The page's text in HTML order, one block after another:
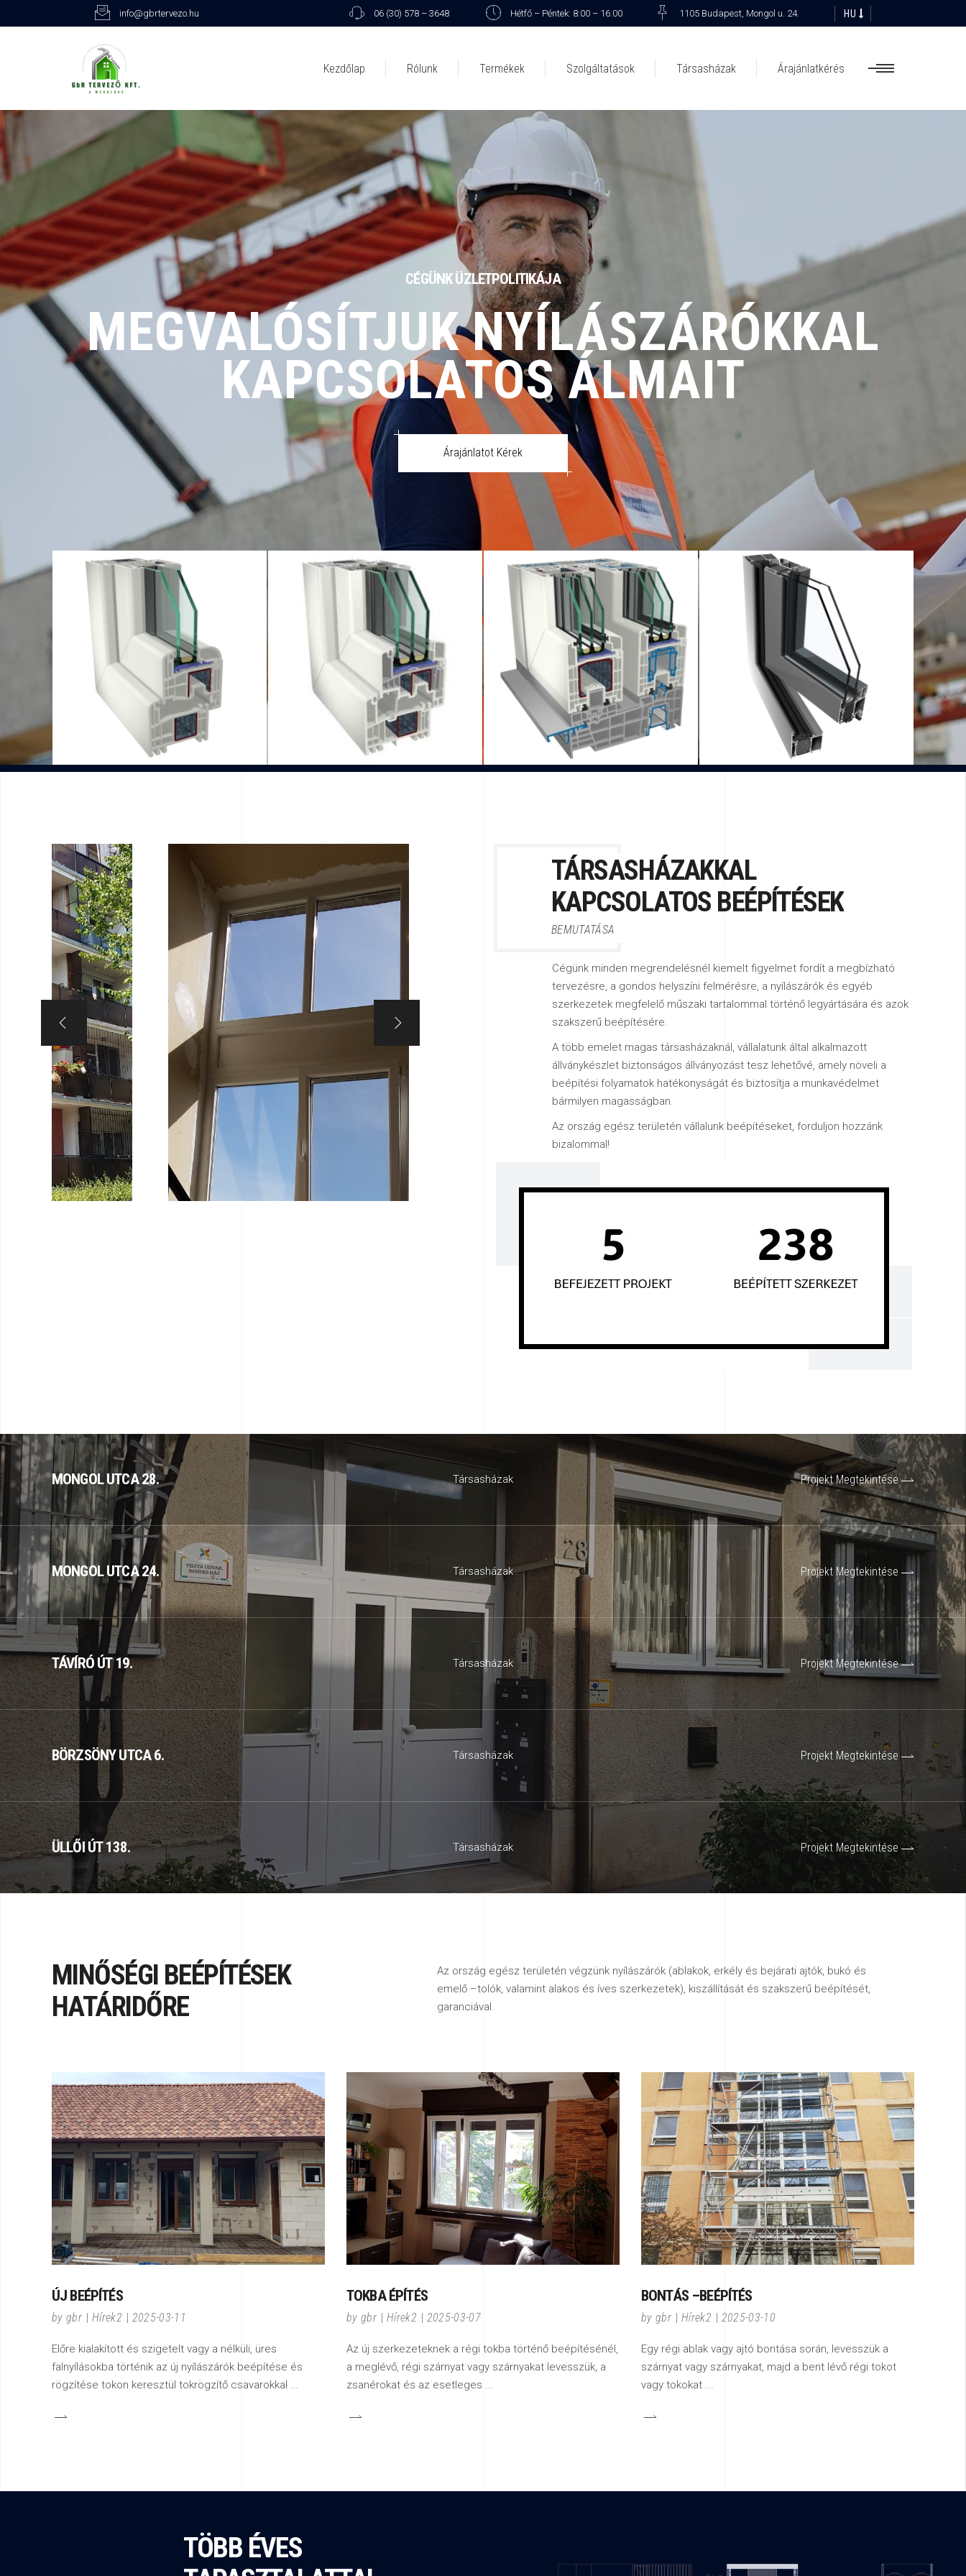
info@gbrtervezo.hu 06 (30) 578 – 3648 Hétfő – Péntek: 8:00 – 16:00 1105 Budapest, Mongol u. 24. HU
Kezdőlap Rólunk Termékek Szolgáltatások Társasházak Árajánlatkérés
CÉGÜNK ÜZLETPOLITIKÁJA
MEGVALÓSÍTJUK NYÍLÁSZÁRÓKKAL
KAPCSOLATOS ÁLMAIT
Árajánlatot Kérek
S 8000 IQ profil: Sokoldalú,
komfortos, 2 rétegű üvegezés,
modern kinézet (íves
üvegezőlécek), fa erezetes és a
nélküli színválaszték, takarékos
(alacsony áron).
S 9000 profil: Kiemelkedő
hőszigetelés, 3 rétegű üvegezés,
közép gumitömítés, fejlesztett
statika a jobb merevségért,
formatervezett és magas
minőség (elérhető áron).
S 9000 HST: 3 rétegű üvegezés,
nagy méretű látványos
üvegfelületek, könnyed
működtetés a sínpályák miatt,
nincs küszöb, akril réteg
(megfizethető áron).
Ponzio PEHI 68: Kiváló
hőszigetelés, szigetelőbetétek
alkalmazása, kiemelkedő
merevség, tok és a szárny egy
síkon van külső oldalon,
(kimagasló ár –érték arány).
TÁRSASHÁZAKKAL
KAPCSOLATOS BEÉPÍTÉSEK
BEMUTATÁSA
Cégünk minden megrendelésnél kiemelt figyelmet fordít a megbízható
tervezésre, a gondos helyszíni felmérésre, a nyílászárók és egyéb
szerkezetek megfelelő műszaki tartalommal történő legyártására és azok
szakszerű beépítésére.
A több emelet magas társasházaknál, vállalatunk által alkalmazott
állványkészlet biztonságos állványozást tesz lehetővé, amely növeli a
beépítési folyamatok hatékonyságát és biztosítja a munkavédelmet
bármilyen magasságban.
Az ország egész területén vállalunk beépítéseket, forduljon hozzánk
bizalommal!
MONGOL UTCA 28. Társasházak Projekt Megtekintése
MONGOL UTCA 24. Társasházak Projekt Megtekintése
TÁVÍRÓ ÚT 19. Társasházak Projekt Megtekintése
BÖRZSÖNY UTCA 6. Társasházak Projekt Megtekintése
ÜLLŐI ÚT 138. Társasházak Projekt Megtekintése
MINŐSÉGI BEÉPÍTÉSEK
HATÁRIDŐRE
Az ország egész területén végzünk nyílászárók (ablakok, erkély és bejárati ajtók, bukó és
emelő –tolók, valamint alakos és íves szerkezetek), kiszállítását és szakszerű beépítését,
garanciával.
ÚJ BEÉPÍTÉS
by gbr Hírek2 2025-03-11
Előre kialakított és szigetelt vagy a nélküli, üres
falnyílásokba történik az új nyílászárók beépítése és
rögzítése tokon keresztül tokrögzítő csavarokkal
TOKBA ÉPÍTÉS
by gbr Hírek2 2025-03-07
Az új szerkezeteknek a régi tokba történő beépítésénél,
a meglévő, régi szárnyat vagy szárnyakat levesszük, a
zsanérokat és az esetleges
BONTÁS –BEÉPÍTÉS
by gbr Hírek2 2025-03-10
Egy régi ablak vagy ajtó bontása során, levesszük a
szárnyat vagy szárnyakat, majd a bent lévő régi tokot
vagy tokokat
TÖBB ÉVES